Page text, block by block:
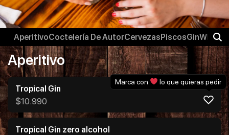
AperitivoCoctelería De AutorCervezasPiscosGin
Aperitivo
Tropical Gin
$10.990
Tropical Gin zero alcohol
Marca con lo que quieras pedir